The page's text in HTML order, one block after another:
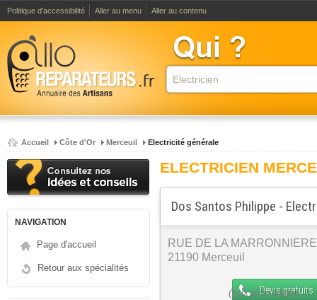
Politique d'accessibilité Aller au menu Aller au contenu
Accueil Côte d'Or Merceuil Electricité générale
NAVIGATION
Page d'accueil
Retour aux spécialités
ELECTRICIEN
Dos Santos Philippe -
RUE DE LA MARRONNIERE
21190 Merceuil
Devis gratuits